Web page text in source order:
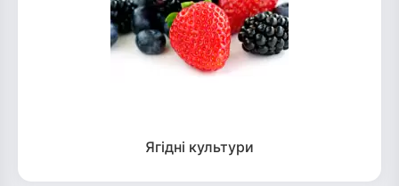
Ягідні культури